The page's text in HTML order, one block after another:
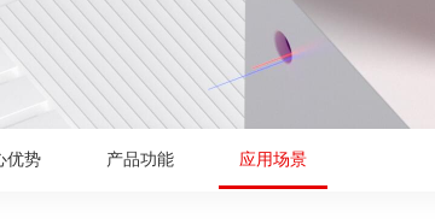
优势 产品功能 应用场景